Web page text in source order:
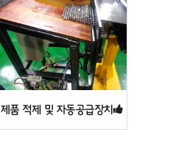
제품 적제 및 자동공급장치